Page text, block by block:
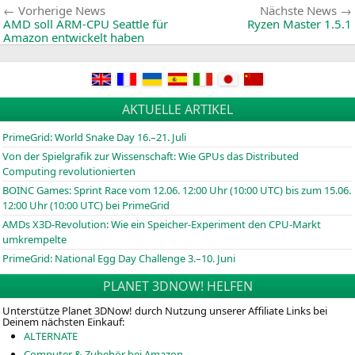
Beitragsnavigation
Vorherige NewsVorherige
News:
AMD soll ARM-CPU Seattle für
Amazon entwickelt haben
Nächste News
Ryzen Master 1.5.1
AKTUELLE ARTIKEL
PrimeGrid: World Snake Day 16.–21. Juli
Von der Spielgrafik zur Wissenschaft: Wie GPUs das Distributed
Computing revolutionierten
BOINCGames: Sprint Race vom 12.06. 12:00 Uhr (10:00 UTC) bis zum 15.06.
12:00 Uhr (10:00 UTC) bei PrimeGrid
AMDs X3D-Revolution: Wie ein Speicher-Experiment den CPU-Markt
umkrempelte
PrimeGrid: National Egg Day Challenge 3.–10. Juni
PLANET 3DNOW! HELFEN
Unterstütze Planet 3DNow! durch Nutzung unserer Affiliate Links bei
Deinem nächsten Einkauf:
ALTERNATE